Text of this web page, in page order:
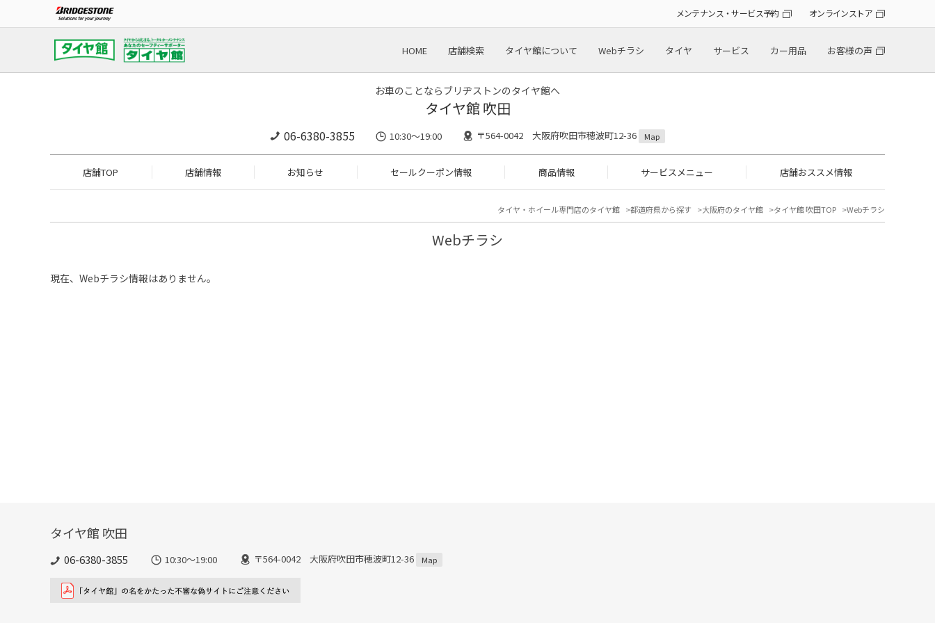
メンテナンス・サービス予約 オンラインストア
HOME 店舗検索 タイヤ館について Webチラシ タイヤ サービス カー用品 お客様の声
お車のことならブリヂストンのタイヤ館へ
タイヤ館 吹田
06-6380-3855 10:30～19:00 〒564-0042 大阪府吹田市穂波町12-36 Map
店舗TOP 店舗情報 お知らせ セールクーポン情報 商品情報 サービスメニュー 店舗おススメ情報
タイヤ・ホイール専門店のタイヤ館 都道府県から探す 大阪府のタイヤ館 タイヤ館 吹田TOP Webチラシ
Webチラシ
現在、Webチラシ情報はありません。
タイヤ館 吹田
06-6380-3855 10:30～19:00 〒564-0042 大阪府吹田市穂波町12-36 Map